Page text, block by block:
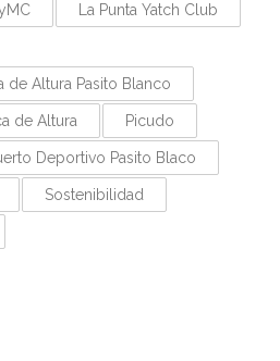
La Punta Yatch Club
de Altura Pasito Blanco
de Altura Picudo
Deportivo Pasito Blaco
Sostenibilidad